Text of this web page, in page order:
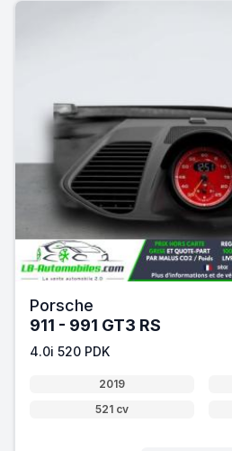
Porsche
911 - 991 GT3 RS
4.0i 520 PDK
2019
521 cv